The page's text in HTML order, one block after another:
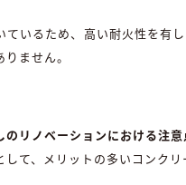
ているため、高い耐火性を有
ません。
のリノベーションにおける注意
て、メリットの多いコンク